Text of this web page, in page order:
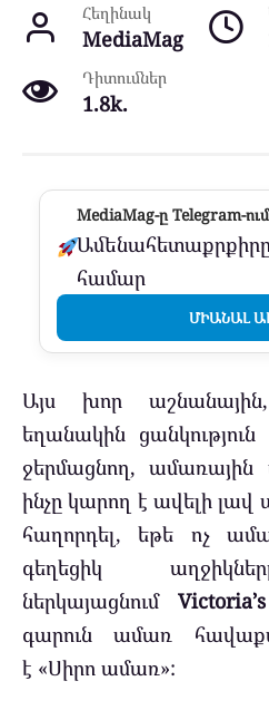
Հեղինակ
MediaMag
Դիտումներ
1.8k.
MediaMag-ը Telegram-ում
Ամենահետաքրքիրը
համար
ՄԻԱՆԱԼ
Այս խոր
եղանակին
ջերմացնող, ամառային
ինչը կարող է ավելի լավ
հաղորդել, եթե ոչ
գեղեցիկ
ներկայացնում
գարուն ամառ
է «Սիրո ամառ»: